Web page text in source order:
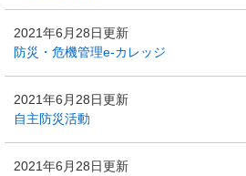
2021年6月28日更新
防災・危機管理e-カレッジ
2021年6月28日更新
自主防災活動
2021年6月28日更新